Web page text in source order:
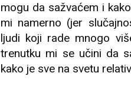
mogu da sažvaćem i
mi namerno (jer
ljudi koji rade mnogo
trenutku mi se učini da
kako je sve na svetu